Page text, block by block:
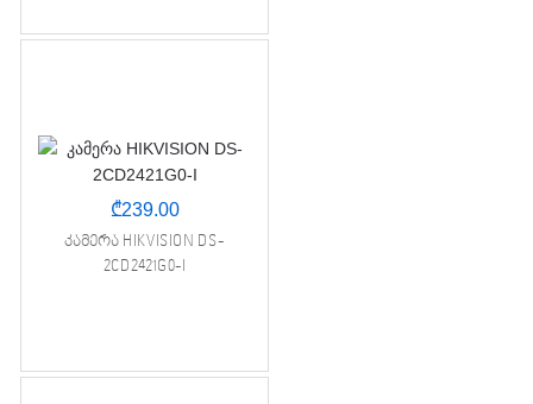
₾239.00
კამერა HIKVISION DS-
2CD2421G0-I